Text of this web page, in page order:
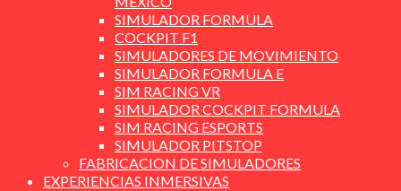
SIMULADOR FORMULA
COCKPIT F1
SIMULADORES DE MOVIMIENTO
SIMULADOR FORMULA E
SIM RACING VR
SIMULADOR COCKPIT FORMULA
SIM RACING ESPORTS
SIMULADOR PITSTOP
FABRICACION DE SIMULADORES
EXPERIENCIAS INMERSIVAS